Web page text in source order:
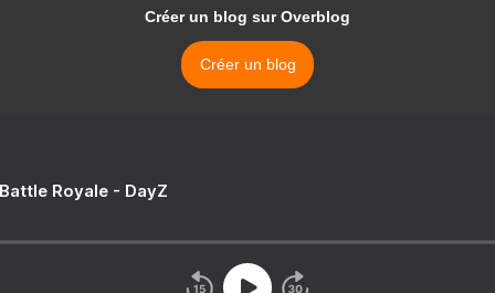
Créer un blog sur Overblog
Créer un blog
Royale - DayZ